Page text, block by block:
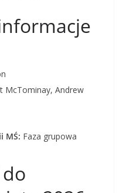
McTominay, Andrew
MŚ: Faza grupowa